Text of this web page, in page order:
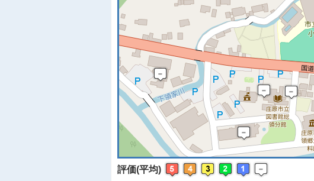
※ マップを
評価(平均)